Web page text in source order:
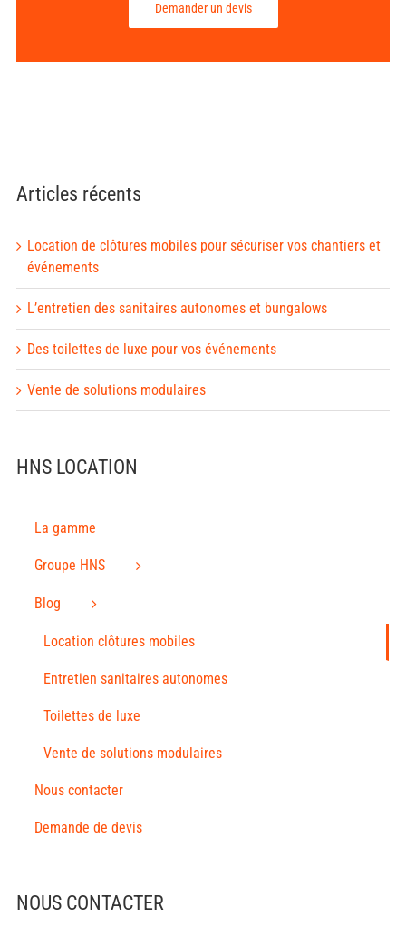
Demander un devis
Articles récents
Location de clôtures mobiles pour sécuriser vos chantiers et
événements
L’entretien des sanitaires autonomes et bungalows
Des toilettes de luxe pour vos événements
Vente de solutions modulaires
HNS LOCATION
La gamme
Groupe HNS
Blog
Location clôtures mobiles
Entretien sanitaires autonomes
Toilettes de luxe
Vente de solutions modulaires
Nous contacter
Demande de devis
NOUS CONTACTER